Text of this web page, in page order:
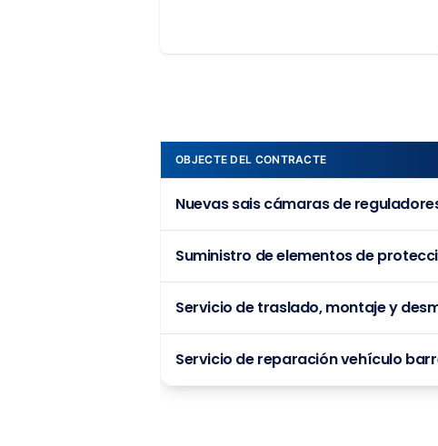
OBJECTE DEL CONTRACTE
Nuevas sais cámaras de
Suministro de elementos de
Servicio de traslado, montaje y
Servicio de reparación vehículo